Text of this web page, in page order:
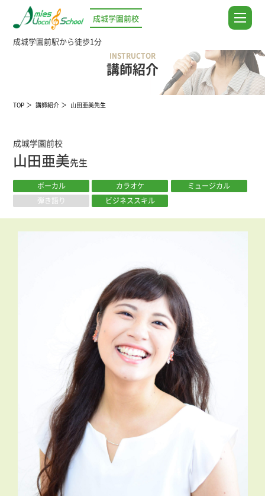
成城学園前校
成城学園前駅から徒歩1分
INSTRUCTOR
講師紹介
TOP 講師紹介 山田亜美先生
成城学園前校
山田亜美先生
ボーカル カラオケ
ミュージカル
弾き語り
ビジネススキル